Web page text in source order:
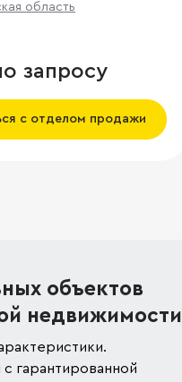
область
запросу
с отделом продажи
объектов
недвижимости
гарантированной